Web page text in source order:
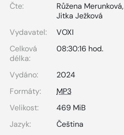
Čte:
Růžena Merunková,
Jitka Ježková
Vydavatel:
VOXI
Celková
délka:
08:30:16 hod.
Vydáno:
2024
Formáty:
MP3
Velikost:
469 MiB
Jazyk:
Čeština